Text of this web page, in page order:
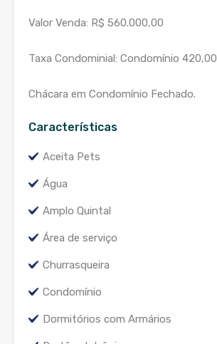
Valor Venda: R$ 560.000,00
Taxa Condominial: Condomínio 420,00
Chácara em Condomínio Fechado.
Características
Aceita Pets
Água
Amplo Quintal
Área de serviço
Churrasqueira
Condomínio
Dormitórios com Armários